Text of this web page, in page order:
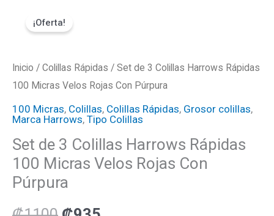
¡Oferta!
Inicio / Colillas Rápidas / Set de 3 Colillas Harrows Rápidas
100 Micras Velos Rojas Con Púrpura
100 Micras, Colillas, Colillas Rápidas, Grosor colillas,
Marca Harrows, Tipo Colillas
Set de 3 Colillas Harrows Rápidas
100 Micras Velos Rojas Con
Púrpura
original
₡1100.
actual
₡935.
Colillas
Harrows
Rápidas
100
Micras
Velos
Rojas